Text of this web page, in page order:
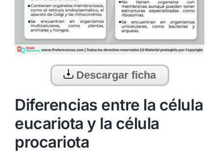
Descargar ficha
Diferencias entre la célula
eucariota y la célula
procariota